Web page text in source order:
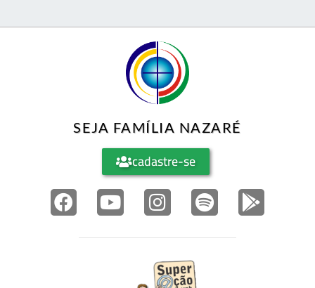
SEJA FAMÍLIA NAZARÉ
cadastre-se